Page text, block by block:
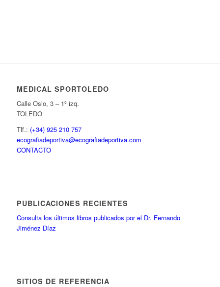
MEDICAL SPORTOLEDO
Calle Oslo, 3 – 1º izq.
TOLEDO
Tlf.: (+34) 925 210 757
ecografiadeportiva@ecografiadeportiva.com
CONTACTO
PUBLICACIONES RECIENTES
Consulta los últimos libros publicados por el Dr. Fernando
Jiménez Díaz
SITIOS DE REFERENCIA